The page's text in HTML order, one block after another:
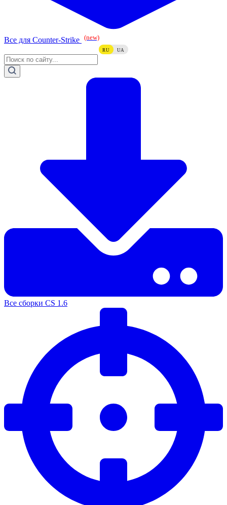
Все для Counter-Strike (new)
RU UA
Все сборки CS 1.6